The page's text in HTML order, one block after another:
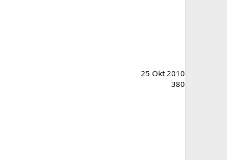
25 Okt 2010
380